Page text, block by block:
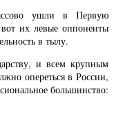
ушли в Первую
их левые оппоненты
в тылу.
и всем крупным
опереться в России,
большинство: